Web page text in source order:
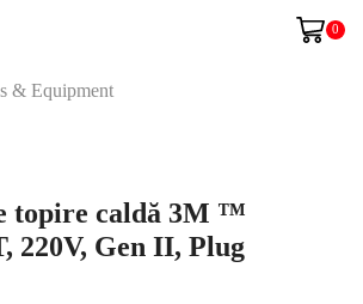
0
& Equipment
topire caldă 3M ™
220V, Gen II, Plug